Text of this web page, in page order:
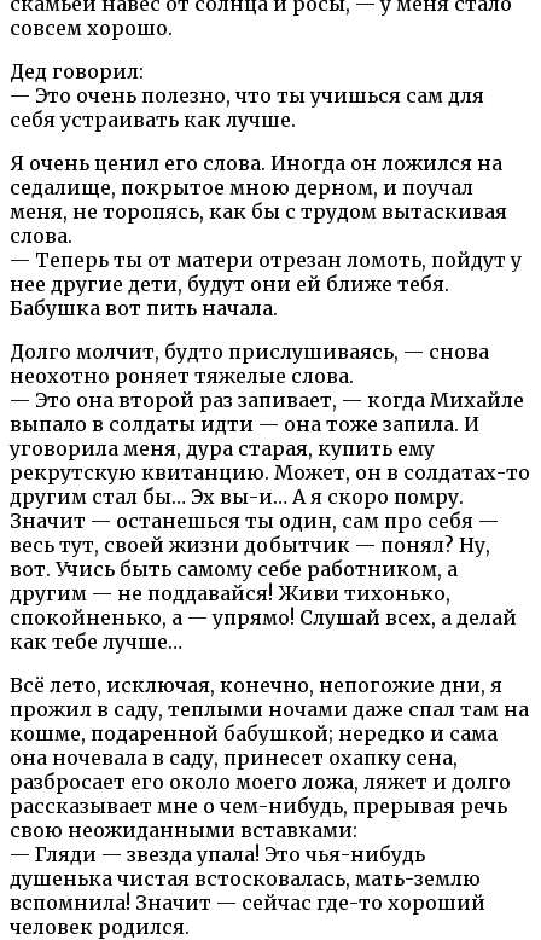
совсем хорошо.
Дед говорил:
— Это очень полезно, что ты учишься сам для
себя устраивать как лучше.
Я очень ценил его слова. Иногда он ложился на
седалище, покрытое мною дерном, и поучал
меня, не торопясь, как бы с трудом вытаскивая
слова.
— Теперь ты от матери отрезан ломоть, пойдут у
нее другие дети, будут они ей ближе тебя.
Бабушка вот пить начала.
Долго молчит, будто прислушиваясь, — снова
неохотно роняет тяжелые слова.
— Это она второй раз запивает, — когда Михайле
выпало в солдаты идти — она тоже запила. И
уговорила меня, дура старая, купить ему
рекрутскую квитанцию. Может, он в солдатах-то
другим стал бы… Эх вы-и… А я скоро помру.
Значит — останешься ты один, сам про себя —
весь тут, своей жизни добытчик — понял? Ну,
вот. Учись быть самому себе работником, а
другим — не поддавайся! Живи тихонько,
спокойненько, а — упрямо! Слушай всех, а делай
как тебе лучше…
Всё лето, исключая, конечно, непогожие дни, я
прожил в саду, теплыми ночами даже спал там на
кошме, подаренной бабушкой; нередко и сама
она ночевала в саду, принесет охапку сена,
разбросает его около моего ложа, ляжет и долго
рассказывает мне о чем-нибудь, прерывая речь
свою неожиданными вставками:
— Гляди — звезда упала! Это чья-нибудь
душенька чистая встосковалась, мать-землю
вспомнила! Значит — сейчас где-то хороший
человек родился.